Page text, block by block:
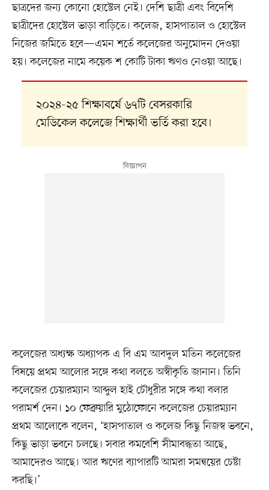
ছাত্রদের জন্য কোনো হোস্টেল নেই। দেশি ছাত্রী এবং বিদেশি
ছাত্রীদের হোস্টেল ভাড়া বাড়িতে। কলেজ, হাসপাতাল ও হোস্টেল
নিজের জমিতে হবে—এমন শর্তে কলেজের অনুমোদন দেওয়া
হয়। কলেজের নামে কয়েক শ কোটি টাকা ঋণও নেওয়া আছে।
২০২৪-২৫ শিক্ষাবর্ষে ৬৭টি বেসরকারি
মেডিকেল কলেজে শিক্ষার্থী ভর্তি করা হবে।
কলেজের অধ্যক্ষ অধ্যাপক এ বি এম আবদুল মতিন কলেজের
বিষয়ে প্রথম আলোর সঙ্গে কথা বলতে অস্বীকৃতি জানান। তিনি
কলেজের চেয়ারম্যান আব্দুল হাই চৌধুরীর সঙ্গে কথা বলার
পরামর্শ দেন। ১০ ফেব্রুয়ারি মুঠোফোনে কলেজের চেয়ারম্যান
প্রথম আলোকে বলেন, ‘হাসপাতাল ও কলেজ কিছু নিজস্ব ভবনে,
কিছু ভাড়া ভবনে চলছে। সবার কমবেশি সীমাবদ্ধতা আছে,
আমাদেরও আছে। আর ঋণের ব্যাপারটি আমরা সমন্বয়ের চেষ্টা
করছি।’